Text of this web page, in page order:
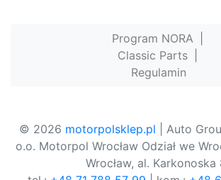
Program NORA
Classic Parts
Regulamin
© 2026 motorpolsklep.pl | Auto
o.o. Motorpol Wrocław Odział we
Wrocław, al. Karkonoska